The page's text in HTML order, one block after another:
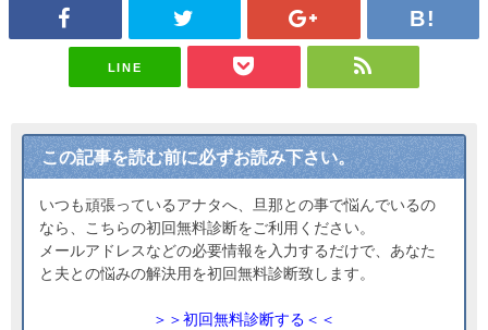
LINE
この記事を読む前に必ずお読み下さい。
いつも頑張っているアナタへ、旦那との事で悩んでいるの
なら、こちらの初回無料診断をご利用ください。
メールアドレスなどの必要情報を入力するだけで、あなた
と夫との悩みの解決用を初回無料診断致します。
＞＞初回無料診断する＜＜